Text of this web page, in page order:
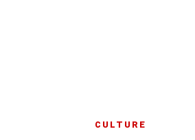
CULTURE